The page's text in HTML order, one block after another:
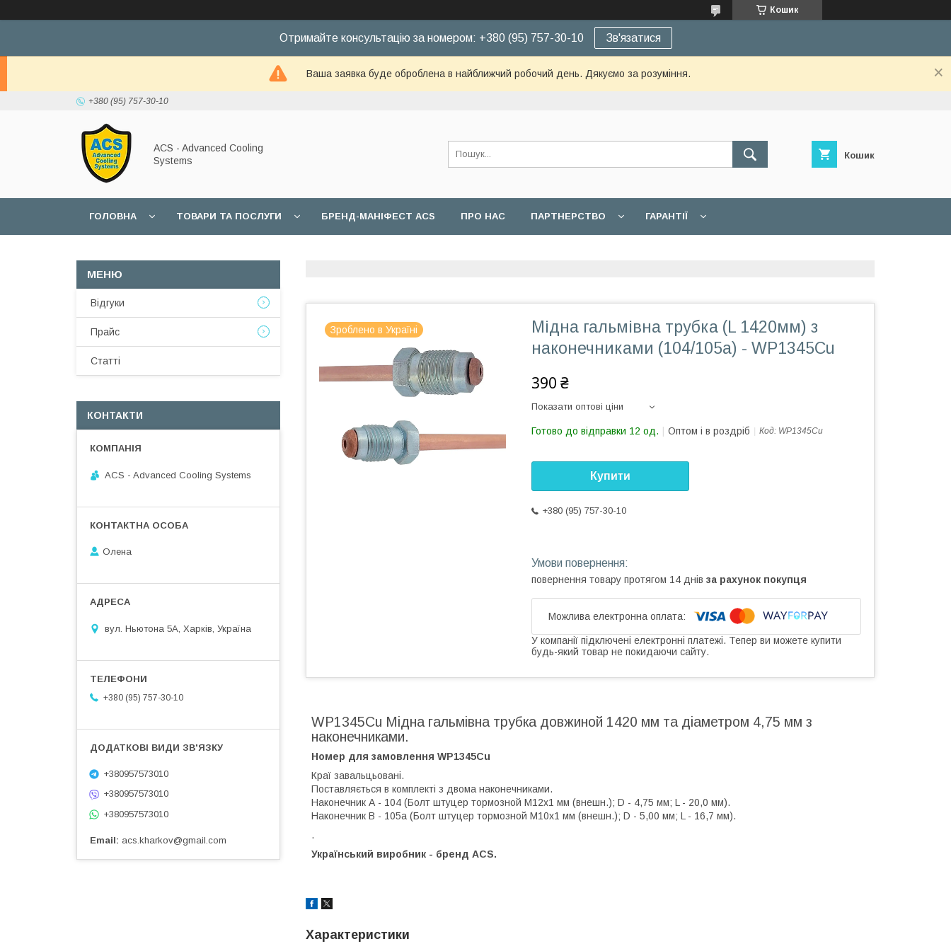
Кошик
Отримайте консультацію за номером: +380 (95) 757-30-10 Зв'язатися
Ваша заявка буде оброблена в найближчий робочий день. Дякуємо за розуміння.
+380 (95) 757-30-10
ACS - Advanced Cooling
Systems
Кошик
ГОЛОВНА ТОВАРИ ТА ПОСЛУГИ БРЕНД-МАНІФЕСТ ACS ПРО НАС ПАРТНЕРСТВО ГАРАНТІЇ
Зроблено в Україні
Мідна гальмівна трубка (L 1420мм) з
наконечниками (104/105а) - WP1345Cu
390 ₴
Показати оптові ціни
Готово до відправки 12 од. Оптом і в роздріб Код: WP1345Cu
Купити
+380 (95) 757-30-10
повернення товару протягом 14 днів за рахунок покупця
У компанії підключені електронні платежі. Тепер ви можете купити
будь-який товар не покидаючи сайту.
WP1345Cu Мідна гальмівна трубка довжиной 1420 мм та діаметром 4,75 мм з
наконечниками.
Номер для замовлення WP1345Cu
Краї завальцьовані.
Поставляється в комплекті з двома наконечниками.
Наконечник А - 104 (Болт штуцер тормозной М12х1 мм (внешн.); D - 4,75 мм; L - 20,0 мм).
Наконечник В - 105а (Болт штуцер тормозной М10х1 мм (внешн.); D - 5,00 мм; L - 16,7 мм).
.
Український виробник - бренд ACS.
Характеристики
Відгуки
Прайс
Статті
КОНТАКТИ
ACS - Advanced Cooling Systems
Олена
вул. Ньютона 5А, Харків, Україна
+380 (95) 757-30-10
+380957573010
+380957573010
+380957573010
Email acs.kharkov@gmail.com